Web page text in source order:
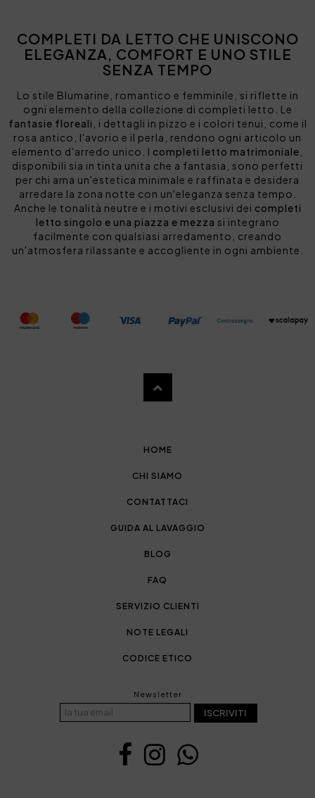
COMPLETI DA LETTO CHE UNISCONO
ELEGANZA, COMFORT E UNO STILE
SENZA TEMPO
Lo stile Blumarine, romantico e femminile, si riflette in
ogni elemento della collezione di completi letto. Le
fantasie floreali , i dettagli in pizzo e i colori tenui, come il
rosa antico, l'avorio e il perla, rendono ogni articolo un
elemento d'arredo unico. I completi letto matrimoniale
disponibili sia in tinta unita che a fantasia, sono perfetti
per chi ama un'estetica minimale e raffinata e desidera
arredare la zona notte con un'eleganza senza tempo.
Anche le tonalità neutre e i motivi esclusivi dei completi
letto singolo e una piazza e mezza si integrano
facilmente con qualsiasi arredamento, creando
un'atmosfera rilassante e accogliente in ogni ambiente.
HOME
CHI SIAMO
CONTATTACI
GUIDA AL LAVAGGIO
BLOG
FAQ
SERVIZIO CLIENTI
NOTE LEGALI
CODICE ETICO
Newsletter
ISCRIVITI